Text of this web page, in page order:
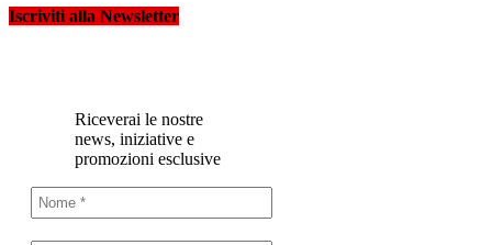
Iscriviti alla Newsletter
Riceverai le nostre
news, iniziative e
promozioni esclusive